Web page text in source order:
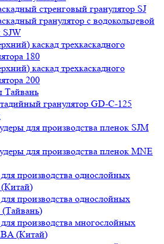
стренговый гранулятор SJ
гранулятор с водокольцевой
SJW
каскад трехкаскадного
180
каскад трехкаскадного
200
Тайвань
гранулятор GD-C-125
для производства пленок SJM
для производства пленок MNE
производства однослойных
производства однослойных
производства многослойных
(Китай)